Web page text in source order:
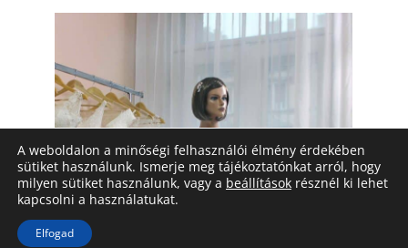
A weboldalon a minőségi felhasználói élmény érdekében
sütiket használunk. Ismerje meg tájékoztatónkat arról, hogy
milyen sütiket használunk, vagy a beállítások résznél ki lehet
kapcsolni a használatukat.
Elfogad